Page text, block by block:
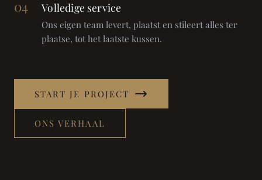
04 Volledige service
Ons eigen team levert, plaatst en stileert alles ter
plaatse, tot het laatste kussen.
START JE PROJECT
ONS VERHAAL